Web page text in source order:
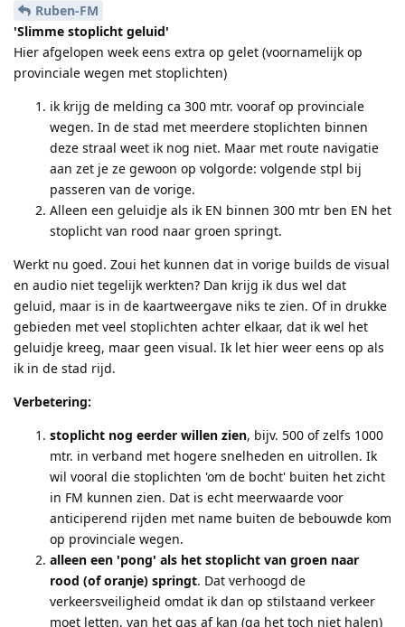
Ruben-FM
'Slimme stoplicht geluid'
Hier afgelopen week eens extra op gelet (voornamelijk op
provinciale wegen met stoplichten)
ik krijg de melding ca 300 mtr. vooraf op provinciale
wegen. In de stad met meerdere stoplichten binnen
deze straal weet ik nog niet. Maar met route navigatie
aan zet je ze gewoon op volgorde: volgende stpl bij
passeren van de vorige.
Alleen een geluidje als ik EN binnen 300 mtr ben EN het
stoplicht van rood naar groen springt.
Werkt nu goed. Zoui het kunnen dat in vorige builds de visual
en audio niet tegelijk werkten? Dan krijg ik dus wel dat
geluid, maar is in de kaartweergave niks te zien. Of in drukke
gebieden met veel stoplichten achter elkaar, dat ik wel het
geluidje kreeg, maar geen visual. Ik let hier weer eens op als
ik in de stad rijd.
Verbetering:
stoplicht nog eerder willen zien, bijv. 500 of zelfs 1000
mtr. in verband met hogere snelheden en uitrollen. Ik
wil vooral die stoplichten 'om de bocht' buiten het zicht
in FM kunnen zien. Dat is echt meerwaarde voor
anticiperend rijden met name buiten de bebouwde kom
op provinciale wegen.
alleen een 'pong' als het stoplicht van groen naar
rood (of oranje) springt. Dat verhoogd de
verkeersveiligheid omdat ik dan op stilstaand verkeer
moet letten, van het gas af kan (ga het toch niet halen)